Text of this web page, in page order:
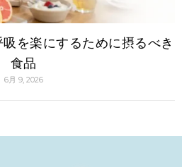
を楽にするために摂るべき
食品
6月 9, 2026